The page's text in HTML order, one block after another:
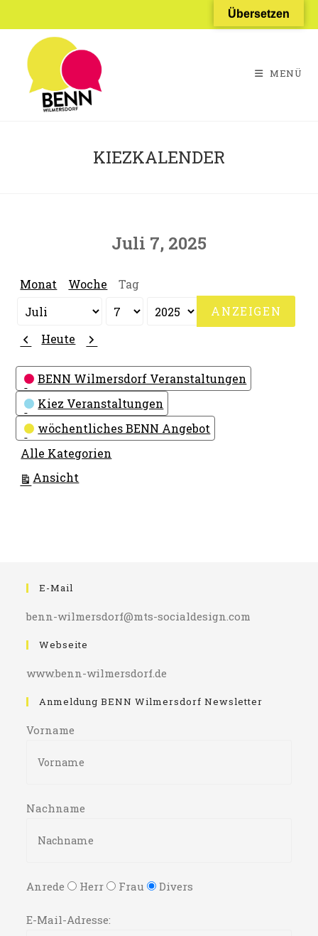
Inhalt
springen
MENÜ
KIEZKALENDER
Juli 7, 2025
Monat Woche Tag
Monat
Tag
Jahr
Zurück
Heute Weiter
Kategorien
BENN Wilmersdorf Veranstaltungen
Kiez Veranstaltungen
wöchentliches BENN Angebot
Alle Kategorien
Ansicht
E-Mail
benn-wilmersdorf@mts-socialdesign.com
Webseite
www.benn-wilmersdorf.de
Anmeldung BENN Wilmersdorf Newsletter
Vorname
Nachname
Anrede Herr Frau Divers
E-Mail-Adresse:
Übersetzen